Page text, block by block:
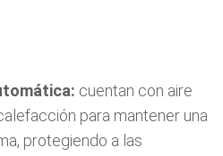
cuentan con aire
para mantener una
protegiendo a las